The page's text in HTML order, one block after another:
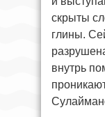
скрыты
глины.
внутрь